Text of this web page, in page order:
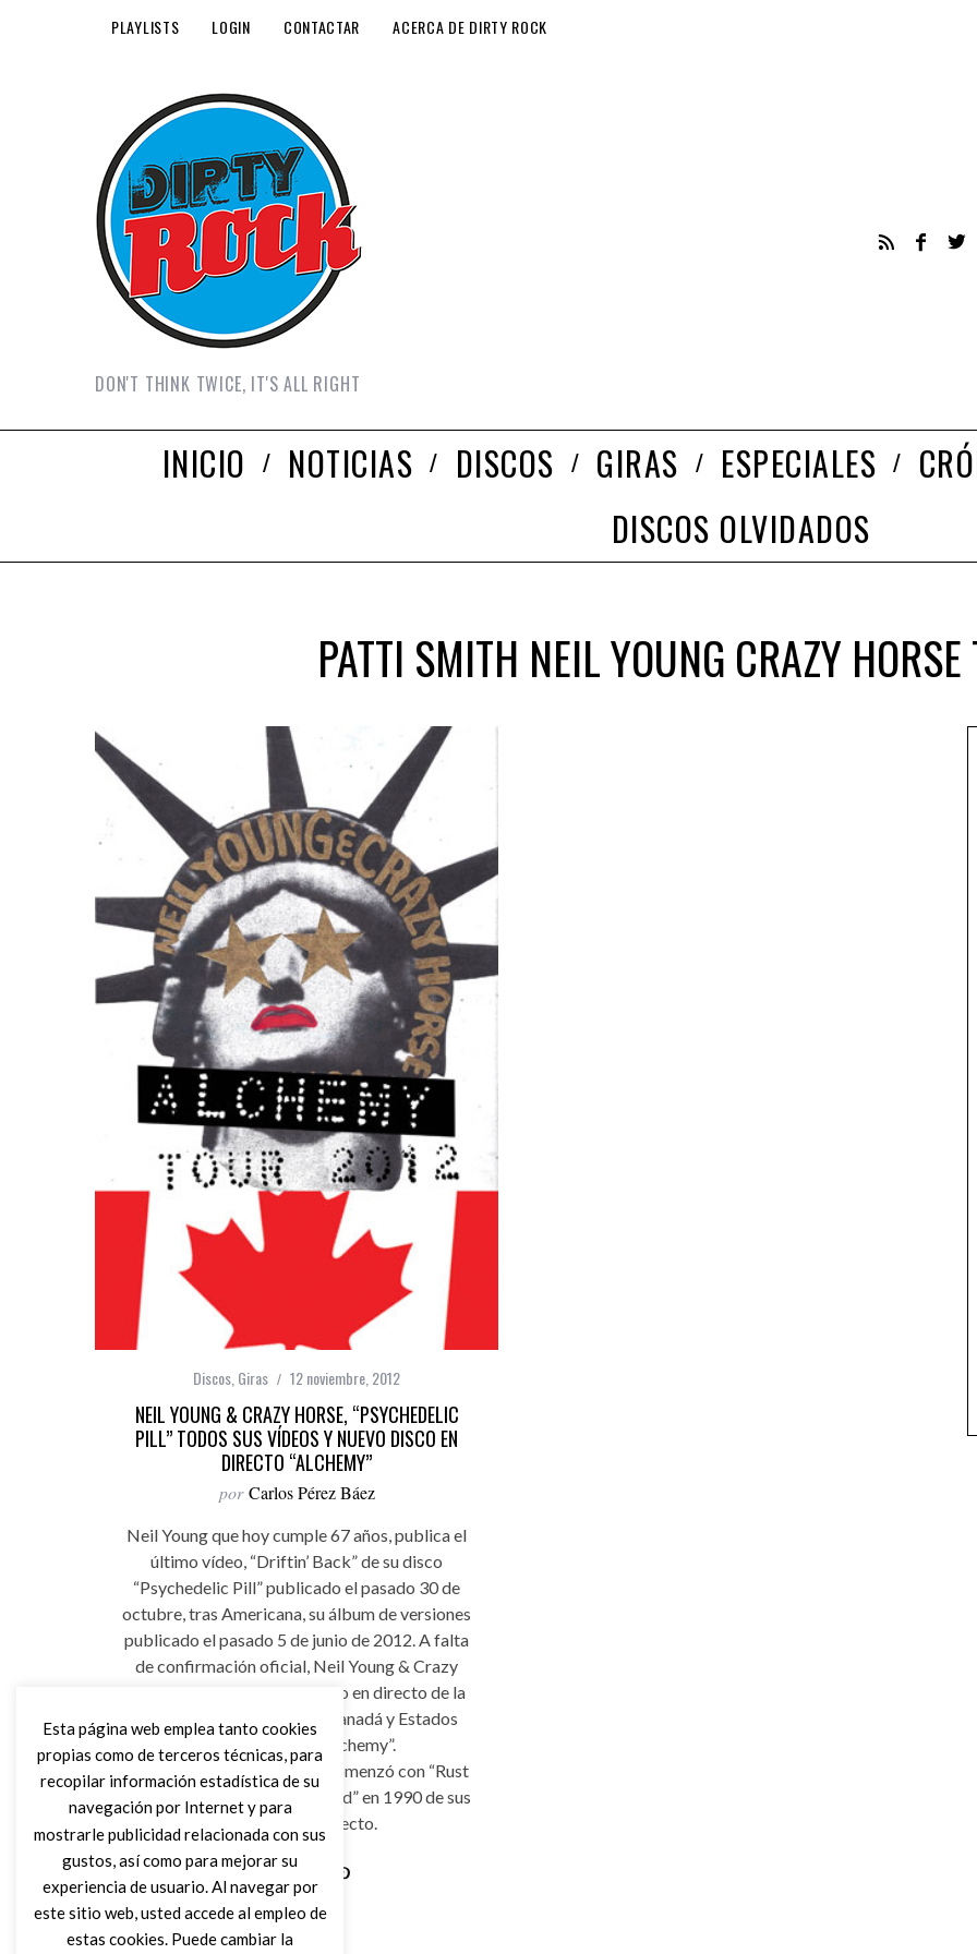
PLAYLISTS LOGIN CONTACTAR ACERCA DE DIRTY ROCK
DON'T THINK TWICE, IT'S ALL RIGHT
INICIO NOTICIAS DISCOS GIRAS ESPECIALES
DISCOS OLVIDADOS
PATTI SMITH NEIL YOUNG CRAZY
Discos,Giras 12 noviembre, 2012
NEIL YOUNG & CRAZY HORSE, “PSYCHEDELIC
PILL” TODOS SUS VÍDEOS Y NUEVO DISCO EN
DIRECTO “ALCHEMY”
por Carlos Pérez Báez
Neil Young que hoy cumple 67 años, publica el
último vídeo, “Driftin’ Back” de su disco
“Psychedelic Pill” publicado el pasado 30 de
octubre, tras Americana, su álbum de versiones
publicado el pasado 5 de junio de 2012. A falta
de confirmación oficial, Neil Young & Crazy
Horse tendrán un nuevo disco en directo de la
actual gira que se hace en Canadá y Estados
Unidos llamado “Alchemy”.
Así concluye la trilogía que comenzó con “Rust
Never Sleeps” en 1978 y “Weld” en 1990 de sus
conciertos en directo.
Leer Más
Esta página web emplea tanto cookies
propias como de terceros técnicas, para
recopilar información estadística de su
navegación por Internet y para
mostrarle publicidad relacionada con sus
gustos, así como para mejorar su
experiencia de usuario. Al navegar por
este sitio web, usted accede al empleo de
estas cookies. Puede cambiar la